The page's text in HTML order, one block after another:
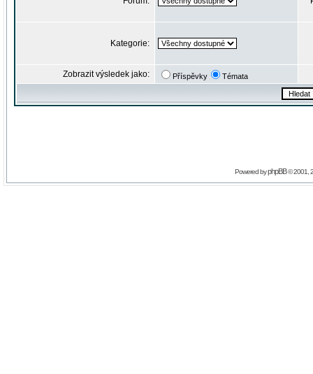
Kategorie:
Zobrazit výsledek jako: Příspěvky Témata
Powered byphpBB© 2001,